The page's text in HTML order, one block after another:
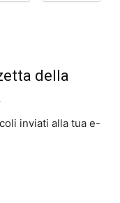
della
inviati alla tua e-